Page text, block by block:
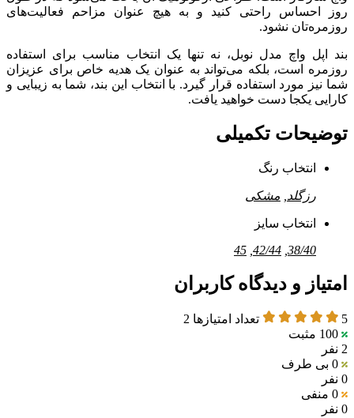
روز احساس راحتی کنید و به هیچ عنوان مزاحم فعالیت‌های
روزمره‌تان نشود.
بند اپل واچ مدل نوبل، نه تنها یک انتخاب مناسب برای استفاده
روزمره است، بلکه می‌تواند به عنوان یک هدیه خاص برای عزیزان
شما نیز مورد استفاده قرار گیرد. با انتخاب این بند، شما به زیبایی و
کارایی یکجا دست خواهید یافت.
توضیحات تکمیلی
انتخاب رنگ
رزگلد مشکی
انتخاب سایز
38/40
42/44
45
امتیاز و دیدگاه کاربران
5 تعداد امتیازها 2
100 مثبت
2 نفر
0 بی طرف
0 نفر
0 منفی
0 نفر